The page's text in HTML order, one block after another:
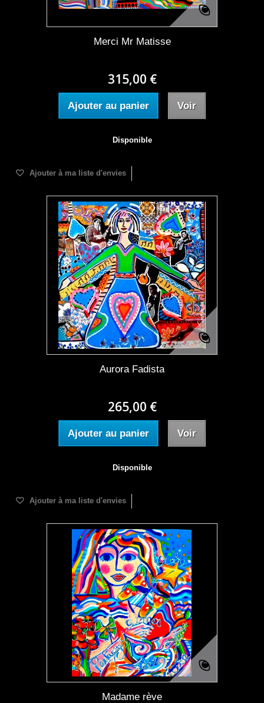
Merci Mr Matisse
315,00 €
Ajouter au panier Voir
Disponible
Ajouter à ma liste d'envies
Aurora Fadista
265,00 €
Ajouter au panier Voir
Disponible
Ajouter à ma liste d'envies
Madame rève